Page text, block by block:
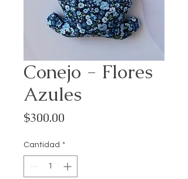
Conejo - Flores
Azules
$300.00
Cantidad *